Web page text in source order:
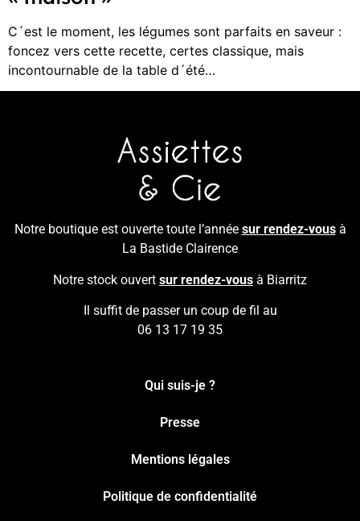
C´est le moment, les légumes sont parfaits en saveur :
foncez vers cette recette, certes classique, mais
incontournable de la table d´été…
Notre boutique est ouverte toute l’année sur rendez-vousà
La Bastide Clairence
Notre stock ouvert sur rendez-vous à Biarritz
Il suffit de passer un coup de fil au
06 13 17 19 35
Qui suis-je ?
Presse
Mentions légales
Politique de confidentialité